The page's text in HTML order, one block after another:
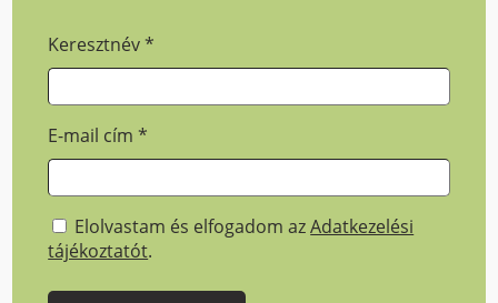
Keresztnév*
E-mail cím*
Elolvastam és elfogadom azAdatkezelési
tájékoztatót.